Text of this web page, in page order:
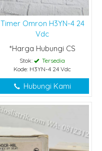
Timer Omron H3YN-4 24
Vdc
*Harga Hubungi CS
Stok:
Tersedia
Kode: H3YN-4 24 Vdc
Hubungi Kami